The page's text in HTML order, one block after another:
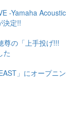
-Yamaha Acoustic
決定!!
尊の「上手投げ!!!
た
」にオープニン